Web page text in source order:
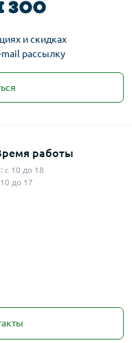
и скидках
рассылку
работы
с 10 до 18
до 17